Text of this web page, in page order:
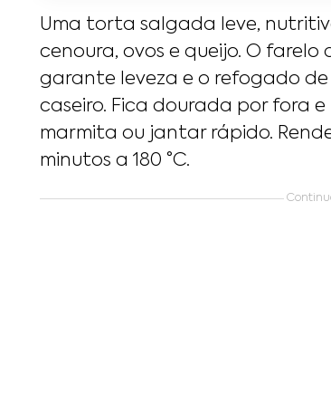
Uma torta salgada leve,
cenoura, ovos e queijo. O
garante leveza e o refogado
caseiro. Fica dourada por fora
marmita ou jantar rápido.
minutos a 180 °C.